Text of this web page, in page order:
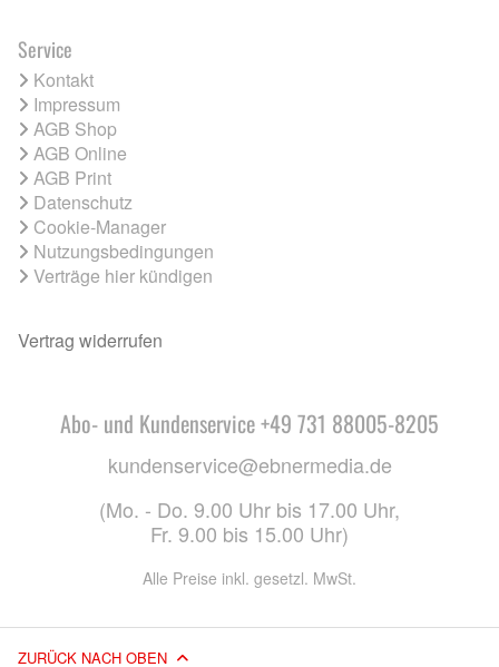
Service
Kontakt
Impressum
AGB Shop
AGB Online
AGB Print
Datenschutz
Cookie-Manager
Nutzungsbedingungen
Verträge hier kündigen
Vertrag widerrufen
Abo- und Kundenservice +49 731 88005-8205
kundenservice@ebnermedia.de
(Mo. - Do. 9.00 Uhr bis 17.00 Uhr,
Fr. 9.00 bis 15.00 Uhr)
Alle Preise inkl. gesetzl. MwSt.
ZURÜCK NACH OBEN